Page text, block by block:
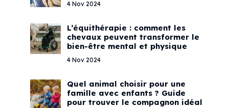
4 Nov 2024
L’équithérapie : comment les
chevaux peuvent transformer le
bien-être mental et physique
4 Nov 2024
Quel animal choisir pour une
famille avec enfants ? Guide
pour trouver le compagnon idéal